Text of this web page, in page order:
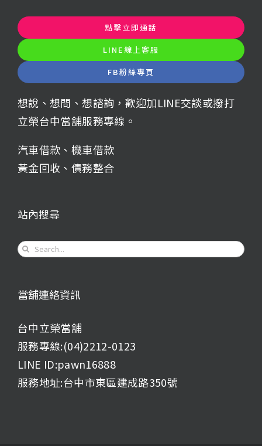
點擊立即通話
LINE線上客服
FB粉絲專頁
想說、想問、想諮詢，歡迎加LINE交談或撥打
立榮台中當舖服務專線。
汽車借款 、 機車借款
黃金回收 、 債務整合
站內搜尋
Search
當舖連絡資訊
台中立榮當舖
服務專線:(04)2212-0123
LINE ID:pawn16888
服務地址:台中市東區建成路350號